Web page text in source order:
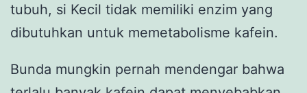
tubuh, si Kecil tidak memiliki enzim yang
dibutuhkan untuk memetabolisme kafein.
Bunda mungkin pernah mendengar bahwa